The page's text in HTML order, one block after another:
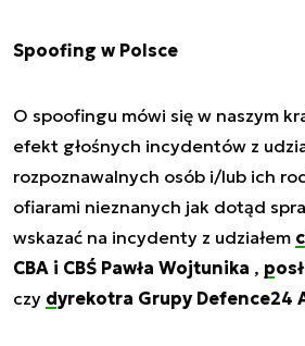
Spoofing w Polsce
O spoofingu mówi się w naszym
efekt głośnych incydentów z
rozpoznawalnych osób i/lub ich
ofiarami nieznanych jak dotąd
wskazać na incydenty z udziałem
CBA i CBŚ Pawła Wojtunika ,
czy dyrekotra Grupy Defence24